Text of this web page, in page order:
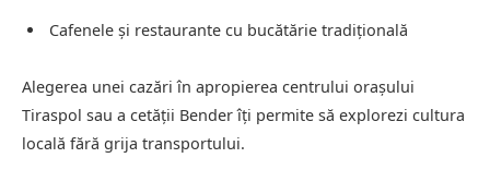
Cafenele și restaurante cu bucătărie tradițională
Alegerea unei cazări în apropierea centrului orașului
Tiraspol sau a cetății Bender îți permite să explorezi cultura
locală fără grija transportului.